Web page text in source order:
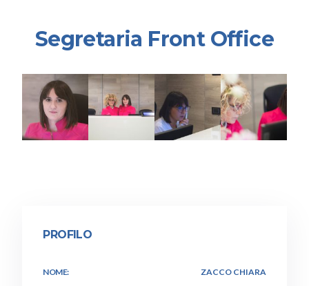
Segretaria Front Office
PROFILO
NOME: ZACCO CHIARA